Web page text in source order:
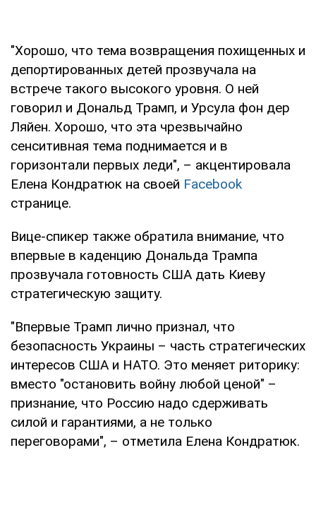
"Хорошо, что тема возвращения похищенных и
депортированных детей прозвучала на
встрече такого высокого уровня. О ней
говорил и Дональд Трамп, и Урсула фон дер
Ляйен. Хорошо, что эта чрезвычайно
сенситивная тема поднимается и в
горизонтали первых леди", – акцентировала
Елена Кондратюк на своей Facebook
странице.
Вице-спикер также обратила внимание, что
впервые в каденцию Дональда Трампа
прозвучала готовность США дать Киеву
стратегическую защиту.
"Впервые Трамп лично признал, что
безопасность Украины – часть стратегических
интересов США и НАТО. Это меняет риторику:
вместо "остановить войну любой ценой" –
признание, что Россию надо сдерживать
силой и гарантиями, а не только
переговорами", – отметила Елена Кондратюк.